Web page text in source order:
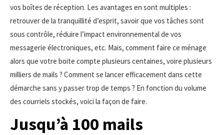
vos boîtes de réception. Les avantages en sont multiples :
retrouver de la tranquillité d’esprit, savoir que vos tâches sont
sous contrôle, réduire l’impact environnemental de vos
messagerie électroniques, etc. Mais, comment faire ce ménage
alors que votre boite compte plusieurs centaines, voire plusieurs
milliers de mails ? Comment se lancer efficacement dans cette
démarche sans y passer trop de temps ? En fonction du volume
des courriels stockés, voici la façon de faire.
Jusqu’à 100 mails